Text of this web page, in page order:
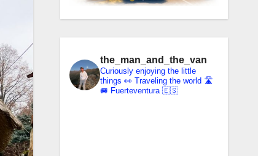
the_man_and_the_van
Curiously enjoying the little
things 👀Traveling the world 🛣️
🚐 Fuerteventura 🇪🇸